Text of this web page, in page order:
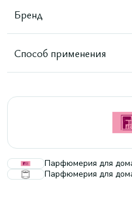
Бренд
Способ применения
Парфюмерия для дома
Парфюмерия для